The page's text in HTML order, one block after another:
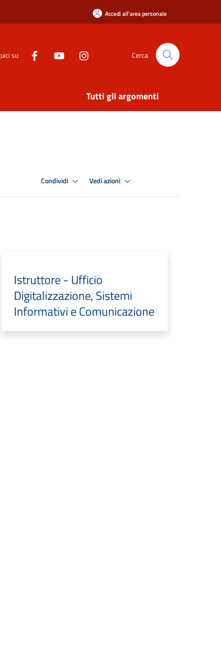
Accedi all'area personale
su Cerca
Tutti gli argomenti
Condividi Vedi azioni
Istruttore - Ufficio
Digitalizzazione, Sistemi
Informativi e Comunicazione